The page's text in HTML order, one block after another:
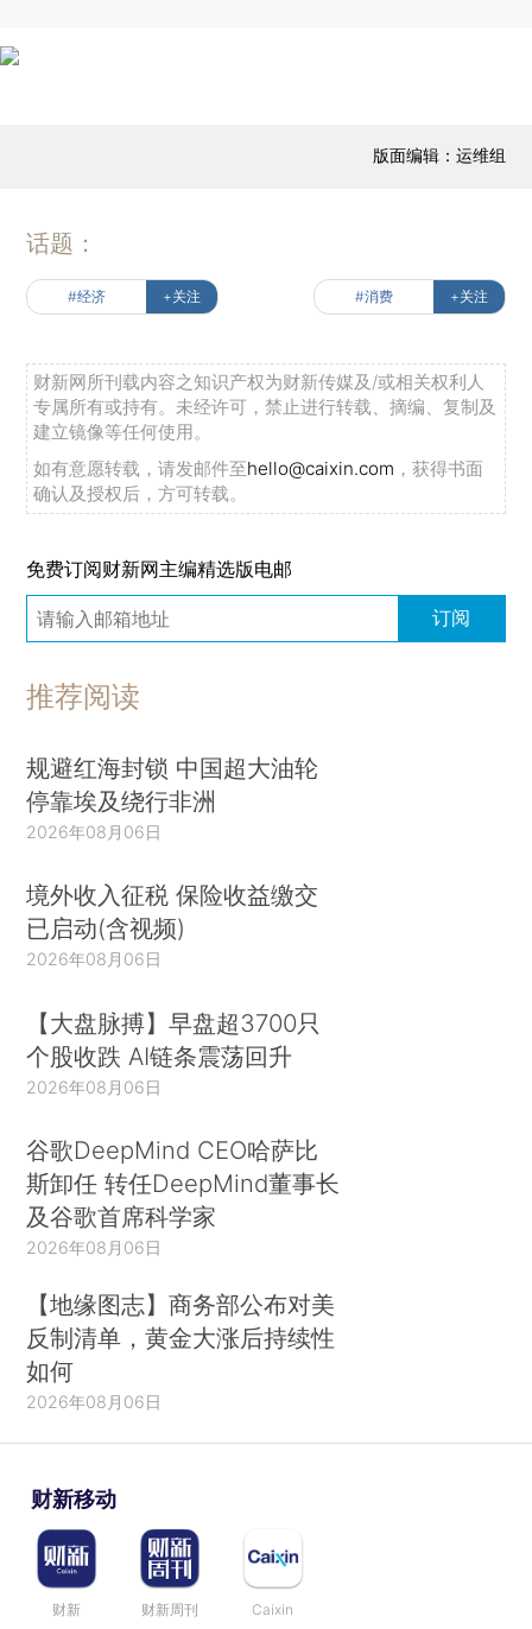
版面编辑：运维组
话题：
#经济 +关注 #消费 +关注
财新网所刊载内容之知识产权为财新传媒及/或相关权利人
专属所有或持有。未经许可，禁止进行转载、摘编、复制及
建立镜像等任何使用。
如有意愿转载，请发邮件至hello@caixin.com ，获得书面
确认及授权后，方可转载。
免费订阅财新网主编精选版电邮
订阅
推荐阅读
规避红海封锁 中国超大油轮
停靠埃及绕行非洲
2026年08月06日
境外收入征税 保险收益缴交
已启动(含视频)
2026年08月06日
【大盘脉搏】早盘超3700只
个股收跌 AI链条震荡回升
2026年08月06日
谷歌DeepMind CEO哈萨比
斯卸任 转任DeepMind董事长
及谷歌首席科学家
2026年08月06日
【地缘图志】商务部公布对美
反制清单，黄金大涨后持续性
如何
2026年08月06日
财新移动
财新 财新周刊 Caixin